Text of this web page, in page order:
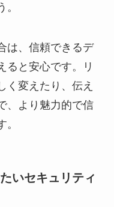
は、信頼できるデ
ると安心です。リ
く変えたり、伝え
、より魅力的で信
いセキュリティ